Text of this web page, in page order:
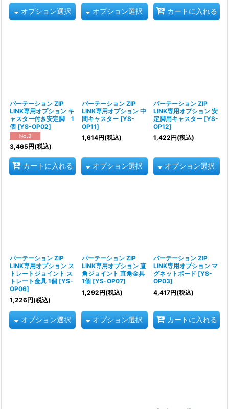
オプション選択 オプション選択 カートに入れる
パーテーション ZIP
LINK専用オプション キ
ャスター付き安定脚 1
個 [YS-OP02]
3,465円(税込)
カートに入れる
パーテーション ZIP
LINK専用オプション 中
間キャスター [YS-
OP11]
1,614円(税込)
オプション選択
パーテーション ZIP
LINK専用オプション 安
定脚用キャスター [YS-
OP12]
1,422円(税込)
オプション選択
パーテーション ZIP
LINK専用オプション ス
トレートジョイント ス
トレート金具 1個 [YS-
OP06]
1,226円(税込)
オプション選択
パーテーション ZIP
LINK専用オプション 直
角ジョイント 直角金具
1個 [YS-OP07]
1,292円(税込)
オプション選択
パーテーション ZIP
LINK専用オプション マ
グネットボード [YS-
OP03]
4,417円(税込)
カートに入れる